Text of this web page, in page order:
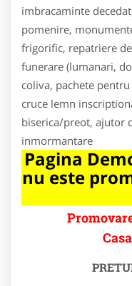
imbracaminte
pomenire,
frigorific, repatriere
funerare (lumanari,
coliva, pachete
cruce lemn
biserica/preot, ajutor
inmormantare
Pagina
nu este